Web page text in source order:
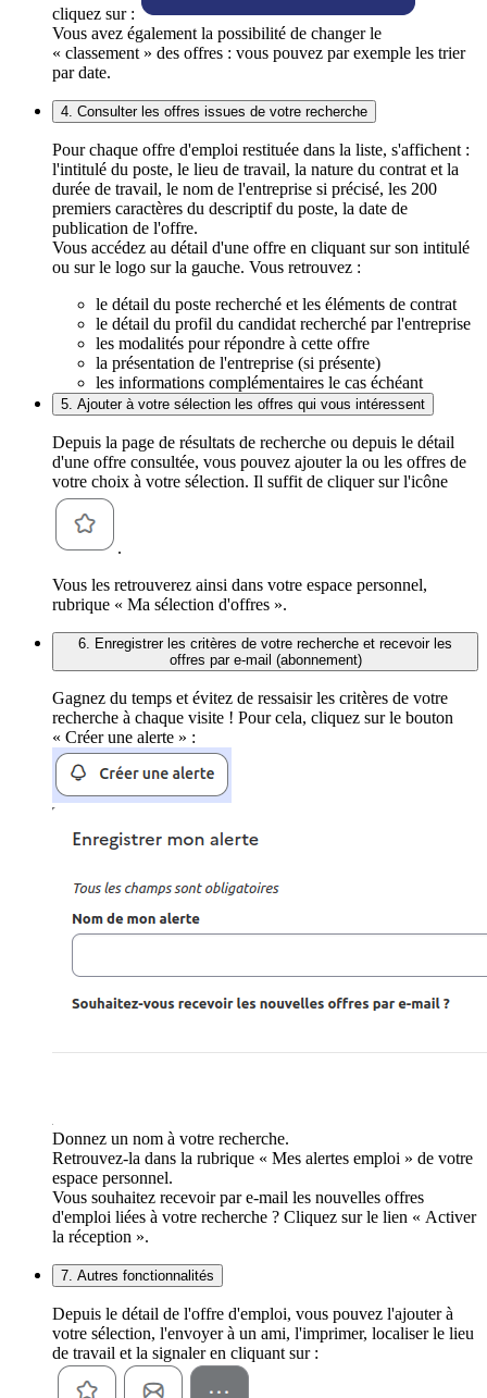
cliquez sur :
Vous avez également la possibilité de changer le
« classement » des offres : vous pouvez par exemple les trier
par date.
4. Consulter les offres issues de votre recherche
Pour chaque offre d'emploi restituée dans la liste, s'affichent :
l'intitulé du poste, le lieu de travail, la nature du contrat et la
durée de travail, le nom de l'entreprise si précisé, les 200
premiers caractères du descriptif du poste, la date de
publication de l'offre.
Vous accédez au détail d'une offre en cliquant sur son intitulé
ou sur le logo sur la gauche. Vous retrouvez :
le détail du poste recherché et les éléments de contrat
le détail du profil du candidat recherché par l'entreprise
les modalités pour répondre à cette offre
la présentation de l'entreprise (si présente)
les informations complémentaires le cas échéant
5. Ajouter à votre sélection les offres qui vous intéressent
Depuis la page de résultats de recherche ou depuis le détail
d'une offre consultée, vous pouvez ajouter la ou les offres de
votre choix à votre sélection. Il suffit de cliquer sur l'icône
.
Vous les retrouverez ainsi dans votre espace personnel,
rubrique « Ma sélection d'offres ».
6. Enregistrer les critères de votre recherche et recevoir les
offres par e-mail (abonnement)
Gagnez du temps et évitez de ressaisir les critères de votre
recherche à chaque visite ! Pour cela, cliquez sur le bouton
« Créer une alerte » :
Donnez un nom à votre recherche.
Retrouvez-la dans la rubrique « Mes alertes emploi » de votre
espace personnel.
Vous souhaitez recevoir par e-mail les nouvelles offres
d'emploi liées à votre recherche ? Cliquez sur le lien « Activer
la réception ».
7. Autres fonctionnalités
Depuis le détail de l'offre d'emploi, vous pouvez l'ajouter à
votre sélection, l'envoyer à un ami, l'imprimer, localiser le lieu
de travail et la signaler en cliquant sur :